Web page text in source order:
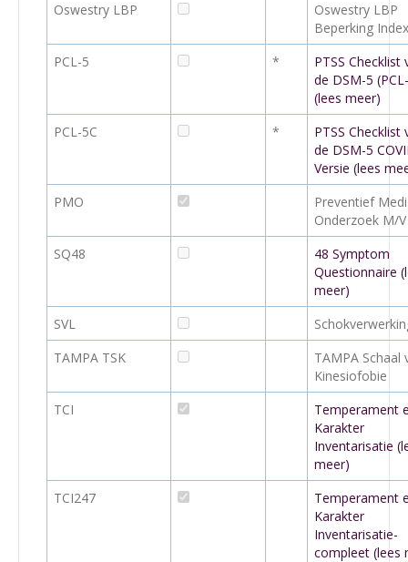
Oswestry LBP
Oswestry LBP
Beperking Index
PCL-5
*
PTSS Checklist
de DSM-5
(lees meer)
PCL-5C
*
PTSS Checklist
de DSM-5
Versie (lees
PMO
Preventief
Onderzoek M/V
SQ48
48 Symptom
Questionnaire
meer)
SVL
TAMPA TSK
TAMPA Schaal
Kinesiofobie
TCI
Temperament
Karakter
Inventarisatie
meer)
TCI247
Temperament
Karakter
Inventarisatie-
compleet (lees